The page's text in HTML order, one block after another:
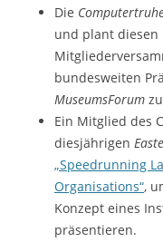
Die
und plant diesen
bundesweiten
MuseumsForum
Ein Mitglied des
diesjährigen
„Speedrunning
Organisations“,
Konzept eines
präsentieren.